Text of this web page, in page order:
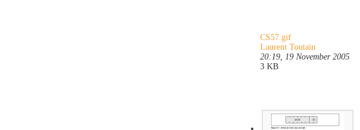
CS57.gif
Laurent Toutain
20:19, 19 November 2005
3 KB